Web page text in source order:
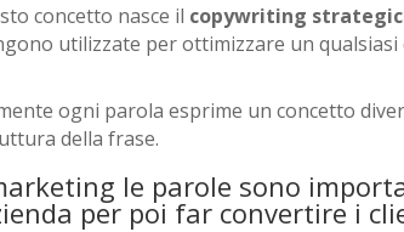
concetto nasce il copywriting
utilizzate per ottimizzare un qualsiasi
ogni parola esprime un concetto
della frase.
le parole sono
per poi far convertire i